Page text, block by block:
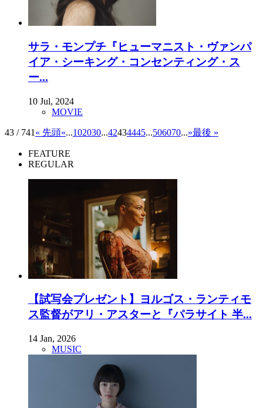
サラ・モンプチ『ヒューマニスト・ヴァンパ
イア・シーキング・コンセンティング・ス
ー...
10 Jul, 2024
MOVIE
43 / 741 « 先頭«...102030...42434445...506070...»最後 »
FEATURE
REGULAR
【試写会プレゼント】ヨルゴス・ランティモ
ス監督がアリ・アスターと『パラサイト 半...
14 Jan, 2026
MUSIC